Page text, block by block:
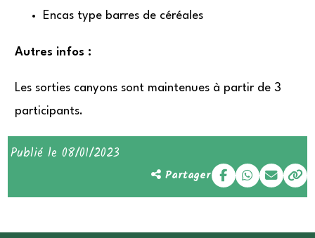
Encas type barres de céréales
Autres infos :
Les sorties canyons sont maintenues à partir de 3
participants.
Publié le 08/01/2023
Partager